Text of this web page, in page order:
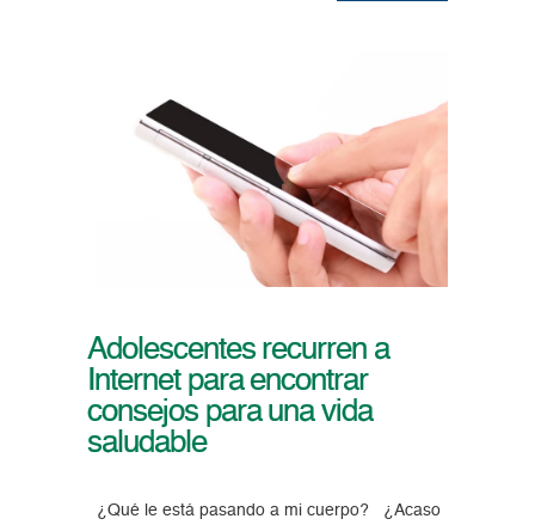
Adolescentes recurren a
Internet para encontrar
consejos para una vida
saludable
¿Qué le está pasando a mi cuerpo? ¿Acaso